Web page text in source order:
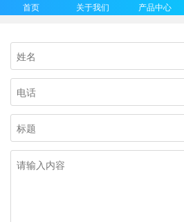
首页 关于我们 产品中心